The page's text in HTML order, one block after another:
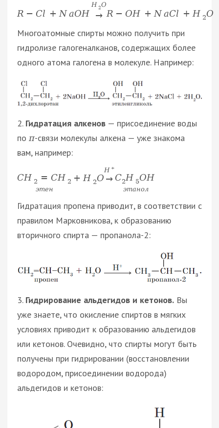
R − Cl + N aOH
H 2O
→ R − OH + N aCl + H 2O
Многоатомные спирты можно получить при
гидролизе галогеналканов, содержащих более
одного атома галогена в молекуле. Например:
2. Гидратация алкенов — присоединение воды
по π-связи молекулы алкена — уже знакома
вам, например:
CH 2 = CH 2
этен
+ H 2O
H +
→ C2H 5OH
этанол
Гидратация пропена приводит, в соответствии с
правилом Марковникова, к образованию
вторичного спирта — пропанола-2:
3. Гидрирование альдегидов и кетонов. Вы
уже знаете, что окисление спиртов в мягких
условиях приводит к образованию альдегидов
или кетонов. Очевидно, что спирты могут быть
получены при гидрировании (восстановлении
водородом, присоединении водорода)
альдегидов и кетонов: